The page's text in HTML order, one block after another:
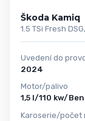
Škoda Kamiq
1.5 TSi Fresh
Uvedení do
2024
Motor/palivo
1,5 l/110 kw/
Karoserie/počet